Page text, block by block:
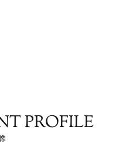
PROFILE